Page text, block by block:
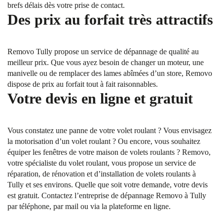
brefs délais dès votre prise de contact.
Des prix au forfait très attractifs
Removo Tully propose un service de dépannage de qualité au
meilleur prix. Que vous ayez besoin de changer un moteur, une
manivelle ou de remplacer des lames abîmées d’un store, Removo
dispose de prix au forfait tout à fait raisonnables.
Votre devis en ligne et gratuit
Vous constatez une panne de votre volet roulant ? Vous envisagez
la motorisation d’un volet roulant ? Ou encore, vous souhaitez
équiper les fenêtres de votre maison de volets roulants ? Removo,
votre spécialiste du volet roulant, vous propose un service de
réparation, de rénovation et d’installation de volets roulants à
Tully et ses environs. Quelle que soit votre demande, votre devis
est gratuit. Contactez l’entreprise de dépannage Removo à Tully
par téléphone, par mail ou via la plateforme en ligne.